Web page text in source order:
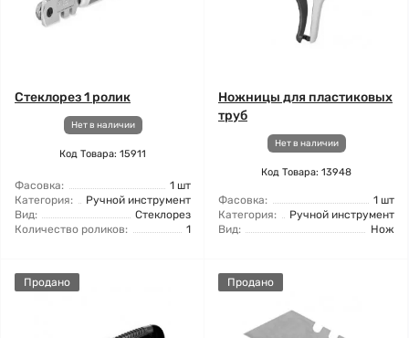
Стеклорез 1 ролик
Нет в наличии
Код Товара: 15911
Фасовка:
1 шт
Категория:
Ручной инструмент
Вид:
Стеклорез
Количество роликов:
1
Ножницы для пластиковых
труб
Нет в наличии
Код Товара: 13948
Фасовка:
1 шт
Категория:
Ручной инструмент
Вид:
Нож
Продано Продано